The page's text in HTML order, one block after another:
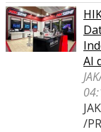
AI
/